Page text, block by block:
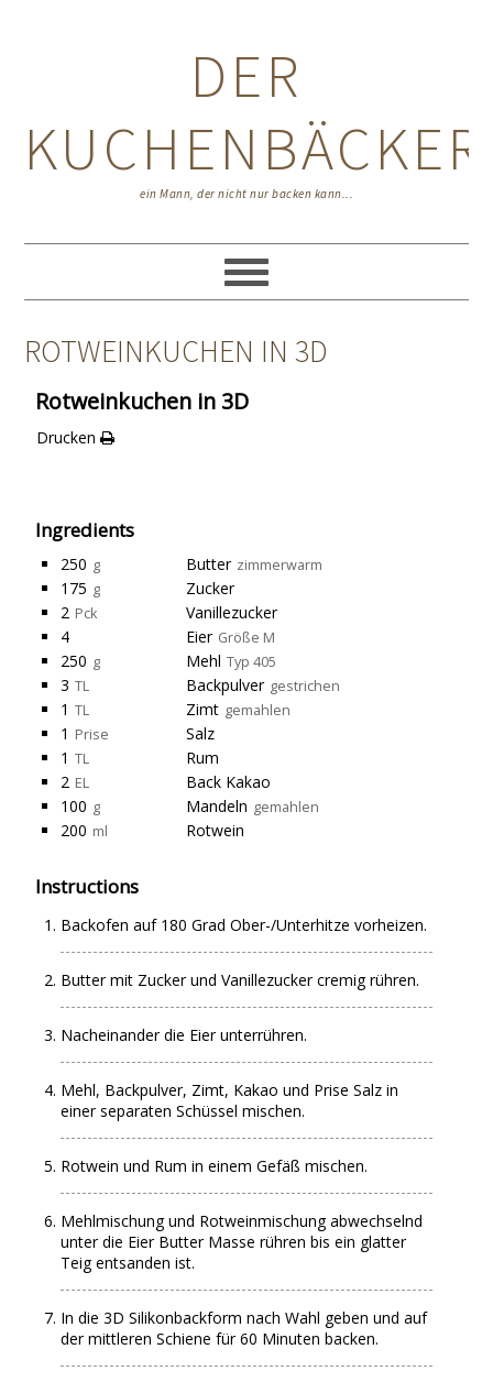
DER
KUCHENBÄCKER
ein Mann, der nicht nur backen kann...
ROTWEINKUCHEN IN 3D
Rotweinkuchen in 3D
Drucken
Ingredients
250 g Butter zimmerwarm
175 g
Zucker
2 Pck
Vanillezucker
4
Eier Größe M
250 g Mehl Typ 405
3 TL Backpulver gestrichen
1 TL Zimt gemahlen
1 Prise
Salz
1 TL
Rum
2 EL
Back Kakao
100 g Mandeln gemahlen
200 ml Rotwein
Instructions
Backofen auf 180 Grad Ober-/Unterhitze vorheizen.
Butter mit Zucker und Vanillezucker cremig rühren.
Nacheinander die Eier unterrühren.
Mehl, Backpulver, Zimt, Kakao und Prise Salz in
einer separaten Schüssel mischen.
Rotwein und Rum in einem Gefäß mischen.
Mehlmischung und Rotweinmischung abwechselnd
unter die Eier Butter Masse rühren bis ein glatter
Teig entsanden ist.
In die 3D Silikonbackform nach Wahl geben und auf
der mittleren Schiene für 60 Minuten backen.